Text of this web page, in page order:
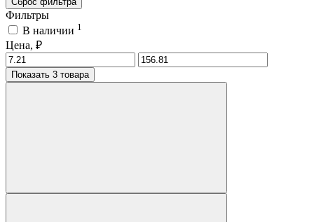
Фильтры
В наличии 1
Цена, ₽
Показать 3 товара